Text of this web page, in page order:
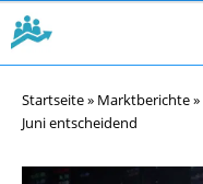
Startseite» Marktberichte»
Juni entscheidend